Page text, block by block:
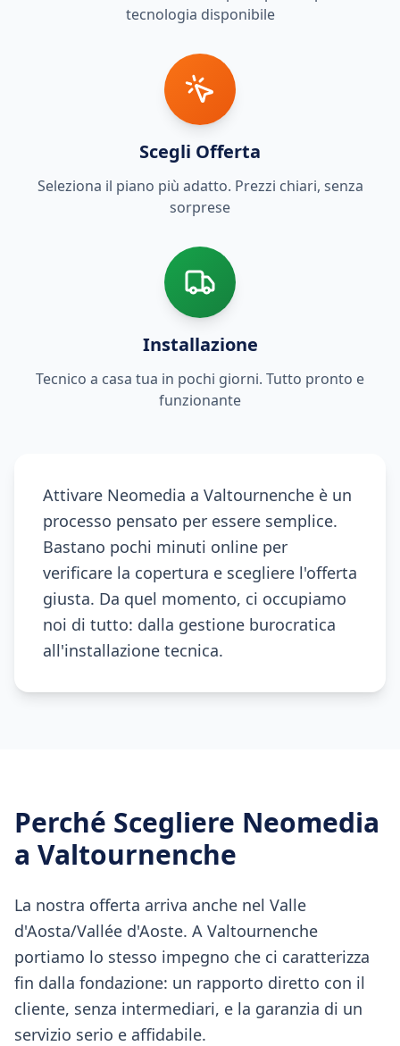
tecnologia disponibile
Scegli Offerta
Seleziona il piano più adatto. Prezzi chiari, senza
sorprese
Installazione
Tecnico a casa tua in pochi giorni. Tutto pronto e
funzionante
Attivare Neomedia a Valtournenche è un
processo pensato per essere semplice.
Bastano pochi minuti online per
verificare la copertura e scegliere l'offerta
giusta. Da quel momento, ci occupiamo
noi di tutto: dalla gestione burocratica
all'installazione tecnica.
Perché Scegliere Neomedia
a Valtournenche
La nostra offerta arriva anche nel Valle
d'Aosta/Vallée d'Aoste. A Valtournenche
portiamo lo stesso impegno che ci caratterizza
fin dalla fondazione: un rapporto diretto con il
cliente, senza intermediari, e la garanzia di un
servizio serio e affidabile.